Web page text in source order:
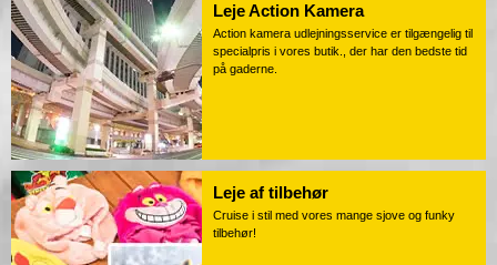
Leje Action Kamera
Action kamera udlejningsservice er tilgængelig til
specialpris i vores butik., der har den bedste tid
på gaderne.
Leje af tilbehør
Cruise i stil med vores mange sjove og funky
tilbehør!